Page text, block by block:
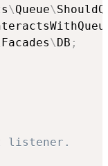
\Queue\
Facades\DB ;
listener.